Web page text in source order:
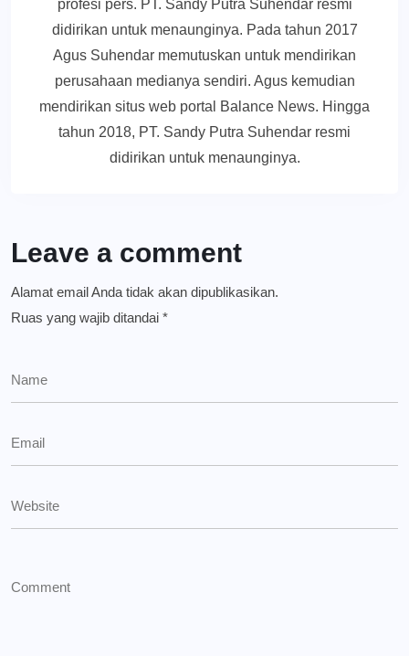
profesi pers. PT. Sandy Putra Suhendar resmi
didirikan untuk menaunginya. Pada tahun 2017
Agus Suhendar memutuskan untuk mendirikan
perusahaan medianya sendiri. Agus kemudian
mendirikan situs web portal Balance News. Hingga
tahun 2018, PT. Sandy Putra Suhendar resmi
didirikan untuk menaunginya.
Leave a comment
Alamat email Anda tidak akan dipublikasikan.
Ruas yang wajib ditandai *